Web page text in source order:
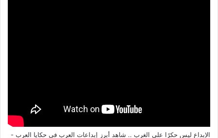
الإبداع ليس حكرًا على الغرب .. شاهد أبرز إبداعات العرب في حكايا العرب -